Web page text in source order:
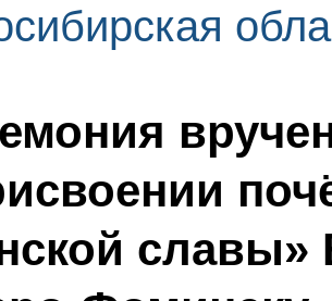
славы»